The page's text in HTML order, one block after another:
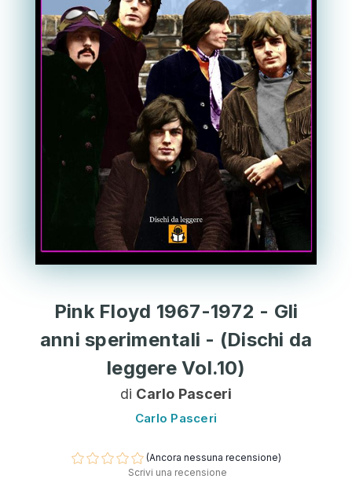
Pink Floyd 1967-1972 - Gli
anni sperimentali - (Dischi da
leggere Vol.10)
di Carlo Pasceri
Carlo Pasceri
(Ancora nessuna recensione)
Scrivi una recensione